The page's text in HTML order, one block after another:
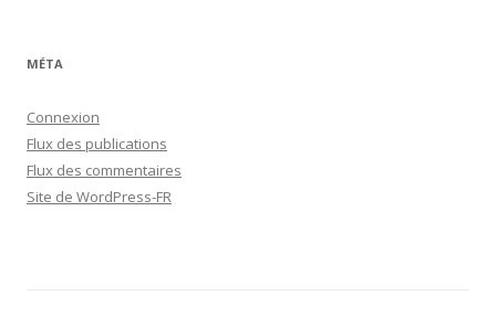
MÉTA
Connexion
Flux des publications
Flux des commentaires
Site de WordPress-FR